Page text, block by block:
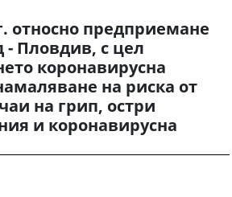
относно предприемане
Пловдив, с цел
коронавирусна
на риска от
на грип, остри
и коронавирусна